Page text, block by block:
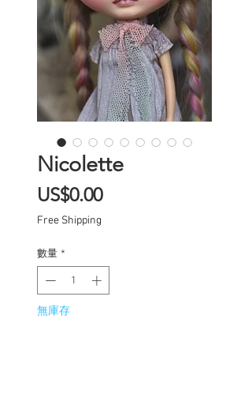
Nicolette
US$0.00價
Free Shipping
數量 *
無庫存